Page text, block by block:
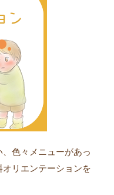
色々メニューがあっ
リエンテーションを